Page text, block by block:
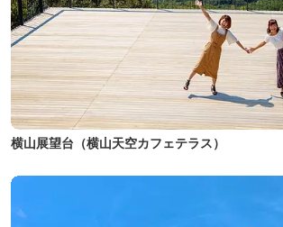
横山展望台（横山天空カフェテラス）